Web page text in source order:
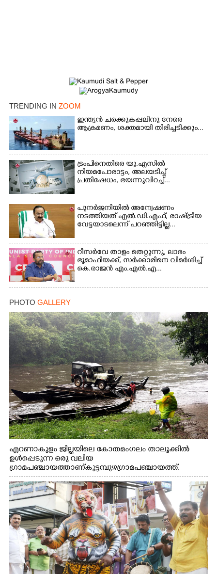
TRENDING IN ZOOM
ഇന്ത്യൻ ചരക്കുകപ്പലിനു നേരെ
ആക്രമണം, ശക്തമായി തിരിച്ചടിക്കും...
ട്രംപിനെതിരെ യു.എസിൽ
നിയമപോരാട്ടം, അലയടിച്ച്
പ്രതിഷേധം, ഭയന്നുവിറച്ച്...
പുനർജനിയിൽ അന്വേഷണം
നടത്തിയത് എൽ.ഡി.എഫ്, രാഷ്ട്രീയ
വേട്ടയാടലെന്ന് പറഞ്ഞിട്ടില്ല...
റീസർവേ താളം തെറ്റുന്നു, ലാഭം
ഭൂമാഫിയക്ക്, സർക്കാരിനെ വിമർശിച്ച്
കെ.രാജൻ എം.എൽ.എ...
PHOTO GALLERY
എറണാകുളം ജില്ലയിലെ കോതമംഗലം താലൂക്കിൽ
ഉൾപ്പെടുന്ന ഒരു വലിയ
ഗ്രാമപഞ്ചായത്താണ് കുട്ടമ്പുഴ ഗ്രാമ പഞ്ചായത്ത്.
ആദിവാസി ഊരുകളായ വെള്ളാരംകുത്ത്, കത്തിപ്പാറ,
ഉറിയംപെട്ടി, തേക്കല്ല്, വെട്ടിക്കല്ല്, മഞ്ചപ്പാറ എന്നീ ആറു
സ്ഥലങ്ങളിലേക്കുള്ള പ്രധാന സഞ്ചാര മാർഗമാണ് ഈ
കാണുന്ന കടത്ത് വള്ളം
×
Share this link
Copy Link